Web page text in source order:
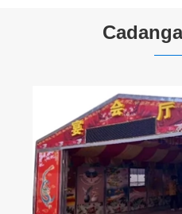
Tangshan Pengcheng:
Kapas Bernilai Tinggi
Seluruh Dunia
Lihat Lagi >>